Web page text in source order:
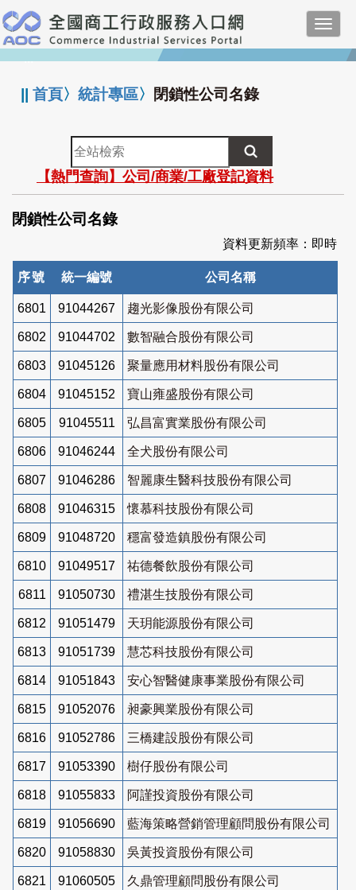
跳
到
主
要
:::
||首頁〉統計專區〉 閉鎖性公司名錄
全
站
檢
索
【熱門查詢】公司/商業/工廠登記資料
閉鎖性公司名錄
資料更新頻率：即時
序號 統一編號 公司名稱
6801 91044267 趨光影像股份有限公司
6802 91044702 數智融合股份有限公司
6803 91045126 聚量應用材料股份有限公司
6804 91045152 寶山雍盛股份有限公司
6805 91045511 弘昌富實業股份有限公司
6806 91046244 全犬股份有限公司
6807 91046286 智麗康生醫科技股份有限公司
6808 91046315 懷慕科技股份有限公司
6809 91048720 穩富發造鎮股份有限公司
6810 91049517 祐德餐飲股份有限公司
6811 91050730 禮湛生技股份有限公司
6812 91051479 天玥能源股份有限公司
6813 91051739 慧芯科技股份有限公司
6814 91051843 安心智醫健康事業股份有限公司
6815 91052076 昶豪興業股份有限公司
6816 91052786 三橋建設股份有限公司
6817 91053390 樹仔股份有限公司
6818 91055833 阿謹投資股份有限公司
6819 91056690 藍海策略營銷管理顧問股份有限公司
6820 91058830 吳黃投資股份有限公司
6821 91060505 久鼎管理顧問股份有限公司